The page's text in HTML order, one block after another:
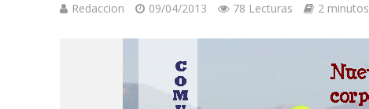
Redaccion 09/04/2013 78 Lecturas 2 minutos